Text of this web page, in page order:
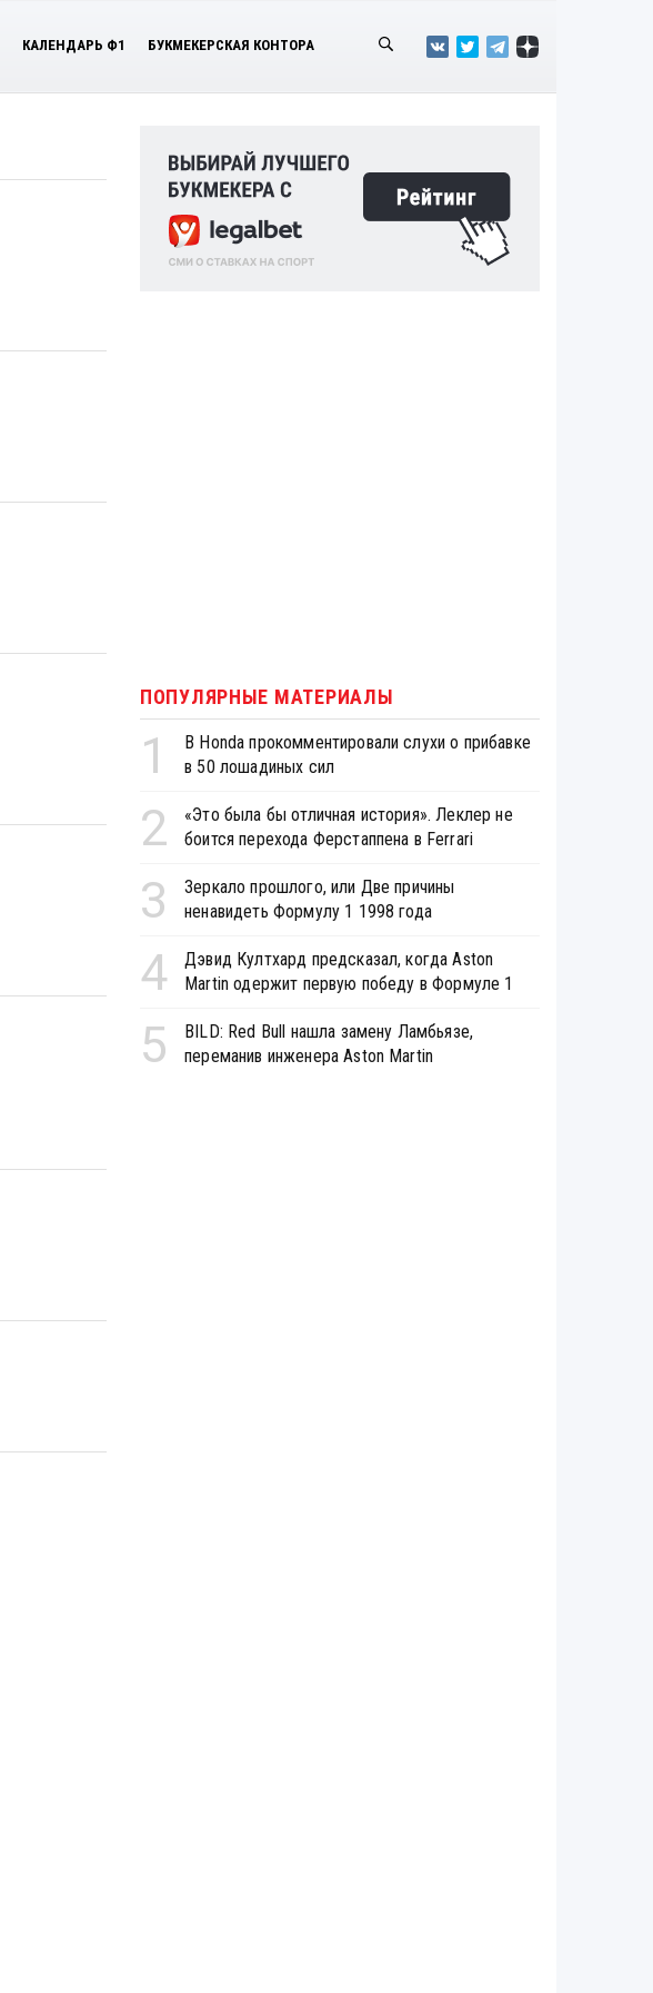
КАЛЕНДАРЬ Ф1 БУКМЕКЕРСКАЯ КОНТОРА
ПОПУЛЯРНЫЕ МАТЕРИАЛЫ
1
В Honda прокомментировали слухи о прибавке
в 50 лошадиных сил
2
«Это была бы отличная история». Леклер не
боится перехода Ферстаппена в Ferrari
3
Зеркало прошлого, или Две причины
ненавидеть Формулу 1 1998 года
4
Дэвид Култхард предсказал, когда Aston
Martin одержит первую победу в Формуле 1
5
BILD: Red Bull нашла замену Ламбьязе,
переманив инженера Aston Martin